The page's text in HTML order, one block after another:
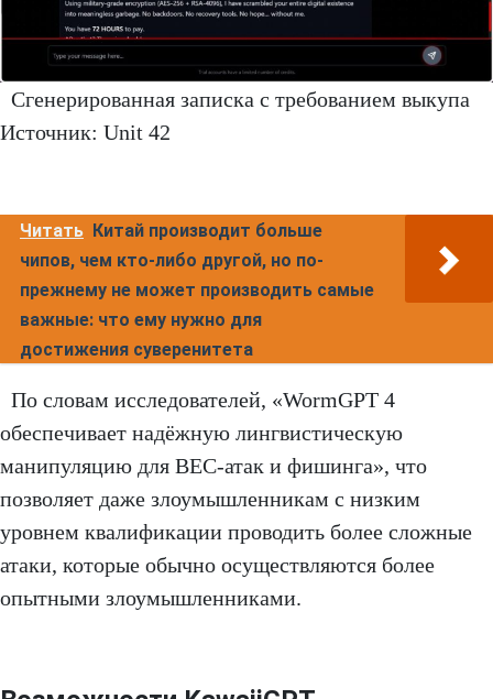
Сгенерированная записка с требованием выкупа
Источник: Unit 42
Читать Китай производит больше
чипов, чем кто-либо другой, но по-
прежнему не может производить самые
важные: что ему нужно для
достижения суверенитета
По словам исследователей, «WormGPT 4
обеспечивает надёжную лингвистическую
манипуляцию для BEC-атак и фишинга», что
позволяет даже злоумышленникам с низким
уровнем квалификации проводить более сложные
атаки, которые обычно осуществляются более
опытными злоумышленниками.